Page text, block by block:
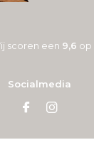
scoren een 9,6 op
Socialmedia